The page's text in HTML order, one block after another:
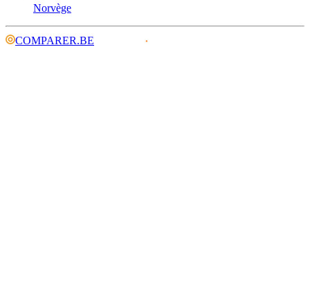
Norvège
COMPARER.BE